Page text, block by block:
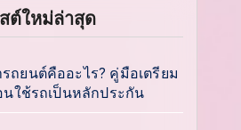
ต์ใหม่ล่าสุด
ถยนต์คืออะไร? คู่มือเตรียม
นใช้รถเป็นหลักประกัน